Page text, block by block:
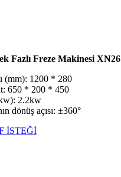
Fazlı Freze Makinesi XN26
(mm): 1200 * 280
650 * 200 * 450
2.2kw
dönüş açısı: ±360°
İSTEĞİ